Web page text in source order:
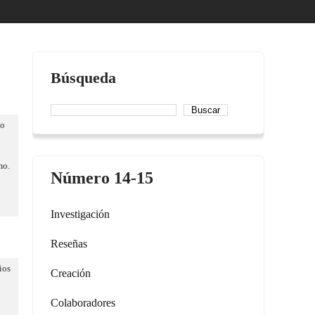
Búsqueda
Buscar
Número 14-15
Investigación
Reseñas
Creación
Colaboradores